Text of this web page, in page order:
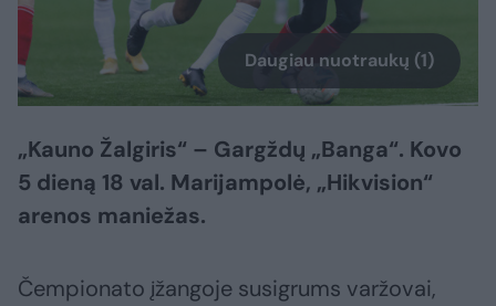
Daugiau nuotraukų (1)
„Kauno Žalgiris“ – Gargždų „Banga“. Kovo
5 dieną 18 val. Marijampolė, „Hikvision“
arenos maniežas.
Čempionato įžangoje susigrums varžovai,